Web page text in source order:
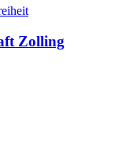
Zolling